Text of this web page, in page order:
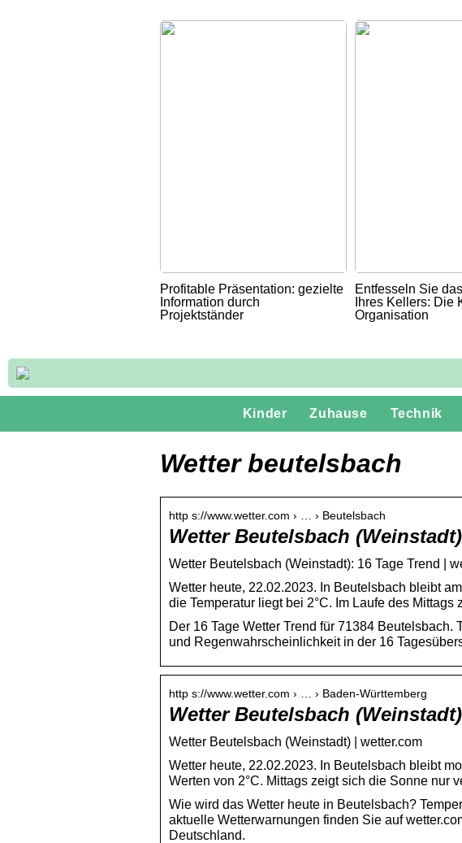
Profitable Präsentation: gezielte
Information durch
Projektständer
Entfesseln Sie
Ihres Kellers: Die
Organisation
Kinder Zuhause Technik
Wetter beutelsbach
http s://www.wetter.com › … › Beutelsbach
Wetter Beutelsbach
Wetter Beutelsbach (Weinstadt): 16 Tage Trend |
Wetter heute, 22.02.2023. In Beutelsbach bleibt
die Temperatur liegt bei 2°C. Im Laufe des
Der 16 Tage Wetter Trend für 71384 Beutelsbach.
und Regenwahrscheinlichkeit in der 16
http s://www.wetter.com › … › Baden-Württemberg
Wetter Beutelsbach (Weinstadt)
Wetter Beutelsbach (Weinstadt) | wetter.com
Wetter heute, 22.02.2023. In Beutelsbach bleibt
Werten von 2°C. Mittags zeigt sich die Sonne nur
Wie wird das Wetter heute in Beutelsbach?
aktuelle Wetterwarnungen finden Sie auf
Deutschland.